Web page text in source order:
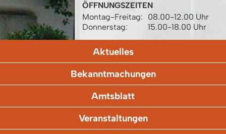
ÖFFNUNGSZEITEN
Montag-Freitag:
08.00-12.00 Uhr
Donnerstag:
15.00-18.00 Uhr
Aktuelles
Bekanntmachungen
Amtsblatt
Veranstaltungen